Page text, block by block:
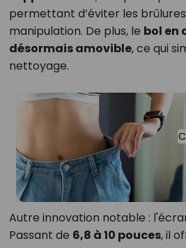
permettant d’éviter les
manipulation. De plus, le bol en
désormais amovible, ce qui
nettoyage.
Autre innovation notable :
Passant de 6,8 à 10 pouces, il